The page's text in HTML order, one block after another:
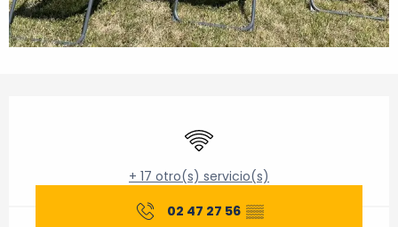
Wifi
+ 17 otro(s) servicio(s)
02 47 27 56 ▒▒